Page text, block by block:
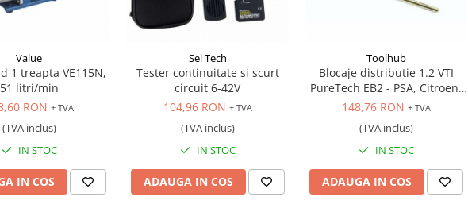
Value
1 treapta VE115N,
51 litri/min
RON + TVA
(TVA inclus)
IN STOC
IN COS
Sel Tech
Tester continuitate si scurt
circuit 6-42V
104,96 RON + TVA
(TVA inclus)
IN STOC
ADAUGA IN COS
Toolhub
Blocaje distributie 1.2 VTI
PureTech EB2 - PSA, Citroen,
Peugeot, DS, Opel
148,76 RON + TVA
(TVA inclus)
IN STOC
ADAUGA IN COS